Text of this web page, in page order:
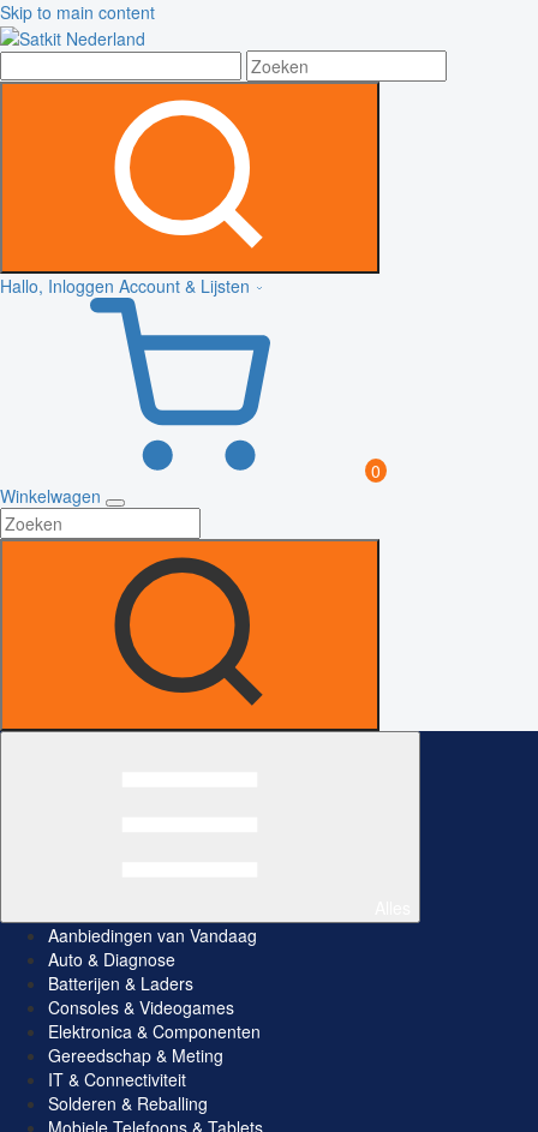
Skip to main content
Hallo, Inloggen Account & Lijsten
0
Winkelwagen
Aanbiedingen van Vandaag
Auto & Diagnose
Batterijen & Laders
Consoles & Videogames
Elektronica & Componenten
Gereedschap & Meting
IT & Connectiviteit
Solderen & Reballing